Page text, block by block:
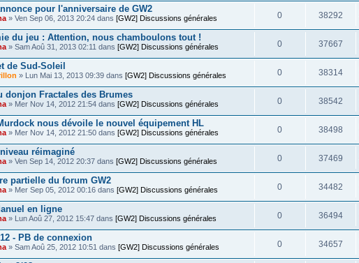
pour l'anniversaire de GW2
» Ven Sep 06, 2013 20:24 dans [GW2] Discussions générales 0 38292
du jeu : Attention, nous chamboulons tout !
» Sam Aoû 31, 2013 02:11 dans [GW2] Discussions générales 0 37667
de Sud-Soleil
» Lun Mai 13, 2013 09:39 dans [GW2] Discussions générales 0 38314
donjon Fractales des Brumes
» Mer Nov 14, 2012 21:54 dans [GW2] Discussions générales 0 38542
nous dévoile le nouvel équipement HL
» Mer Nov 14, 2012 21:50 dans [GW2] Discussions générales 0 38498
réimaginé
» Ven Sep 14, 2012 20:37 dans [GW2] Discussions générales 0 37469
partielle du forum GW2
» Mer Sep 05, 2012 00:16 dans [GW2] Discussions générales 0 34482
en ligne
» Lun Aoû 27, 2012 15:47 dans [GW2] Discussions générales 0 36494
- PB de connexion
» Sam Aoû 25, 2012 10:51 dans [GW2] Discussions générales 0 34657